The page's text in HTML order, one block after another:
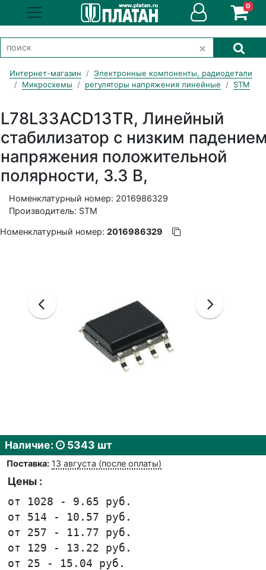
0
Интернет-магазин
Электронные компоненты, радиодетали
Микросхемы
регуляторы напряжения линейные STM
L78L33ACD13TR, Линейный
стабилизатор с низким
напряжения положительной
полярности, 3.3 В,
Номенклатурный номер: 2016986329
Производитель: STM
Номенклатурный номер: 2016986329
Наличие: 5343 шт
Поставка: 13 августа (после оплаты)
Цены :
от 1028 - 9.65 руб.
от 514 - 10.57 руб.
от 257 - 11.77 руб.
от 129 - 13.22 руб.
от 25 - 15.04 руб.